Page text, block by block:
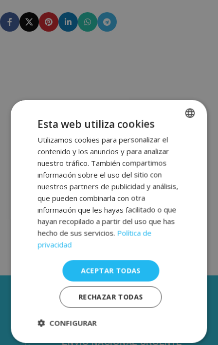
3 AÑOS DE GARANTÍA
De 2 a 3 días laborables.
ENVÍO NACIONAL URGENTE
SPANISH
ENGLISH
GERMAN
Esta web utiliza cookies
Utilizamos cookies para personalizar el
contenido y los anuncios y para analizar
nuestro tráfico. También compartimos
información sobre el uso del sitio con
nuestros partners de publicidad y análisis,
que pueden combinarla con otra
información que les hayas facilitado o que
hayan recopilado a partir del uso que has
hecho de sus servicios. Política de
privacidad
ACEPTAR TODAS
RECHAZAR TODAS
CONFIGURAR